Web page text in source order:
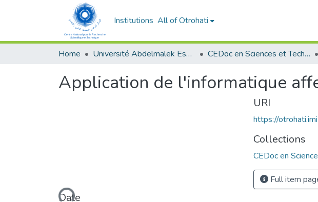
Institutions All of Otrohati
Home Université Abdelmalek Essaâdi - Tétouan CEDoc en Sciences et Techniques et Sciences Médicales (CED - STSM)
Application de l'informatique
Loading...
Date
URI
https://
Collections
CEDoc en
Full item